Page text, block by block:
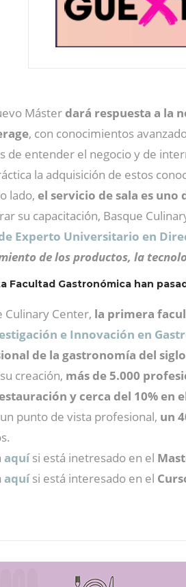
Máster dará respuesta a la
, con conocimientos
de entender el negocio y de
la adquisición de estos
lado, el servicio de sala es
su capacitación, Basque
Experto Universitario en
de los productos, la
Facultad Gastronómica han
Culinary Center, la primera
e Innovación en
de la gastronomía del siglo
creación, más de 5.000
y cerca del 10% en
punto de vista profesional, un
aquí si está inetresado en el
aquísi está interesado en el